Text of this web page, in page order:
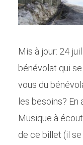
Mis à jour: 24
bénévolat qui
vous du
les besoins?
Musique à
de ce billet (il